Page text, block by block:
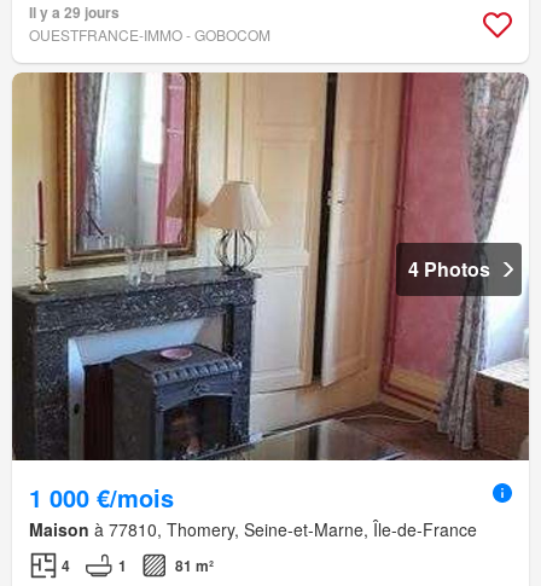
Il y a 29 jours
OUESTFRANCE-IMMO - GOBOCOM
4 Photos
1 000 €/mois
Maison à 77810, Thomery, Seine-et-Marne, Île-de-France
4 1
81 m²